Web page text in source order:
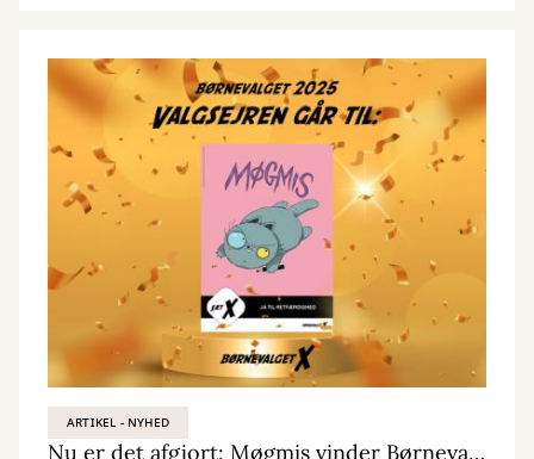
ARTIKEL - NYHED
Nu er det afgjort: Møgmis vinder Børnevalget 2025